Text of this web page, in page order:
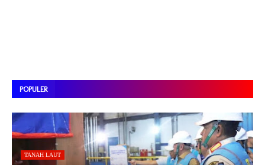
POPULER
TANAH LAUT